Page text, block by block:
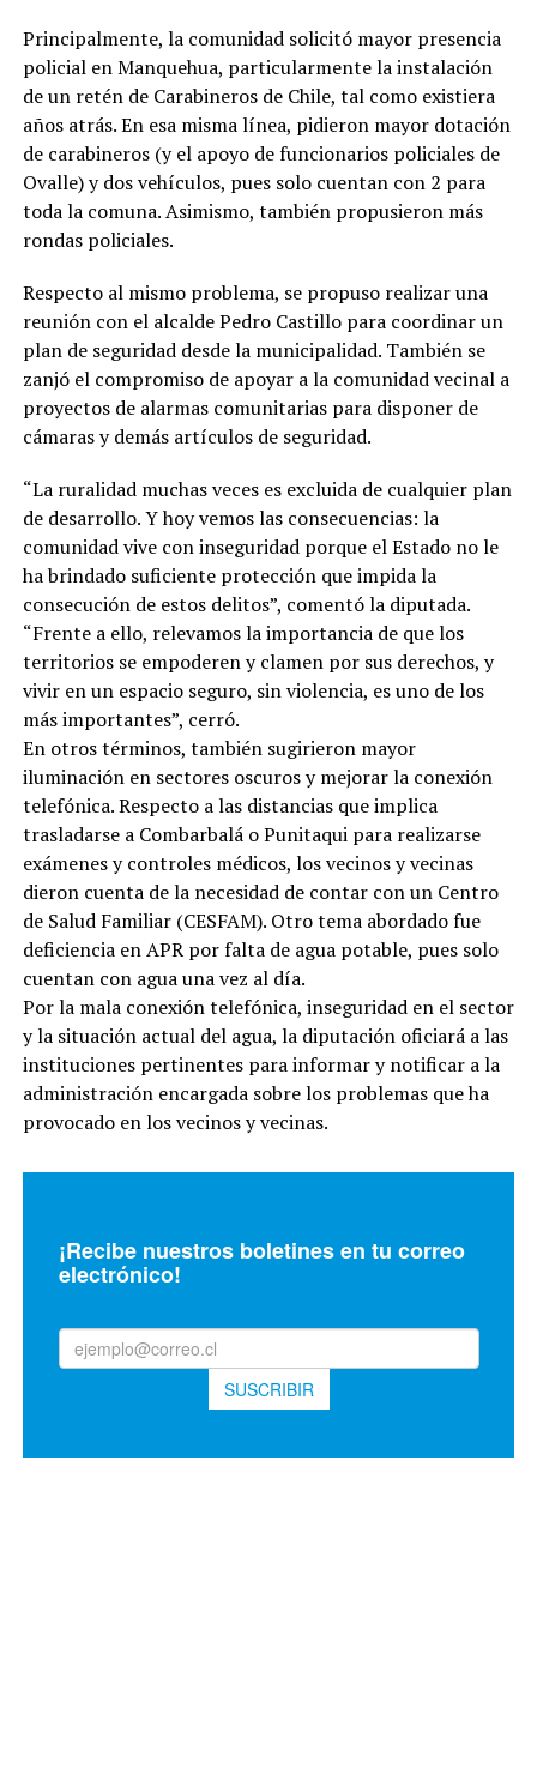
Principalmente, la comunidad solicitó mayor presencia
policial en Manquehua, particularmente la instalación
de un retén de Carabineros de Chile, tal como existiera
años atrás. En esa misma línea, pidieron mayor dotación
de carabineros (y el apoyo de funcionarios policiales de
Ovalle) y dos vehículos, pues solo cuentan con 2 para
toda la comuna. Asimismo, también propusieron más
rondas policiales.
Respecto al mismo problema, se propuso realizar una
reunión con el alcalde Pedro Castillo para coordinar un
plan de seguridad desde la municipalidad. También se
zanjó el compromiso de apoyar a la comunidad vecinal a
proyectos de alarmas comunitarias para disponer de
cámaras y demás artículos de seguridad.
“La ruralidad muchas veces es excluida de cualquier plan
de desarrollo. Y hoy vemos las consecuencias: la
comunidad vive con inseguridad porque el Estado no le
ha brindado suficiente protección que impida la
consecución de estos delitos”, comentó la diputada.
“Frente a ello, relevamos la importancia de que los
territorios se empoderen y clamen por sus derechos, y
vivir en un espacio seguro, sin violencia, es uno de los
más importantes”, cerró.
En otros términos, también sugirieron mayor
iluminación en sectores oscuros y mejorar la conexión
telefónica. Respecto a las distancias que implica
trasladarse a Combarbalá o Punitaqui para realizarse
exámenes y controles médicos, los vecinos y vecinas
dieron cuenta de la necesidad de contar con un Centro
de Salud Familiar (CESFAM). Otro tema abordado fue
deficiencia en APR por falta de agua potable, pues solo
cuentan con agua una vez al día.
Por la mala conexión telefónica, inseguridad en el sector
y la situación actual del agua, la diputación oficiará a las
instituciones pertinentes para informar y notificar a la
administración encargada sobre los problemas que ha
provocado en los vecinos y vecinas.